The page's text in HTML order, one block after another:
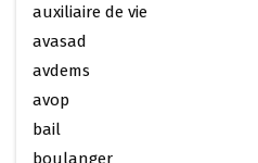
auxiliaire de vie
avasad
avdems
avop
bail
boulanger